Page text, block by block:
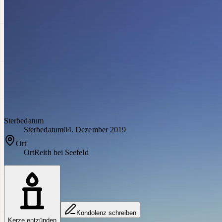
Sterbedatum
Sterbedatum04. Dezember 2019
Ort
OrtReith bei Seefeld
Kerze entzünden
Kondolenz schreiben